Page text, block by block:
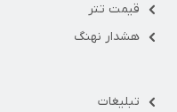
قیمت تتر
هشدار نهنگ
تبلیغات